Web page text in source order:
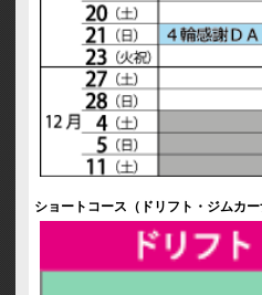
ショートコース（ドリフト・ジムカ